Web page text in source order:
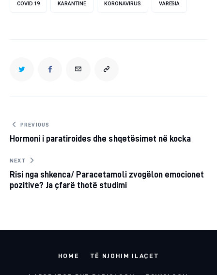
COVID 19 KARANTINE KORONAVIRUS VARESIA
TWITTERFACEBOOKEMAIL COPY
CLIPBOARD
Post
navigation
PREVIOUS
Hormoni i paratiroides dhe shqetësimet në kocka
NEXT
Risi nga shkenca/ Paracetamoli zvogëlon emocionet
pozitive? Ja çfarë thotë studimi
HOME TË NJOHIM ILAÇET